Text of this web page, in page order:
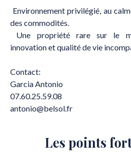
Environnement privilégié, au
des commodités.
Une propriété rare sur le
innovation et qualité de vie
Contact:
Garcia Antonio
07.60.25.59.08
antonio@belsol.fr
Les points